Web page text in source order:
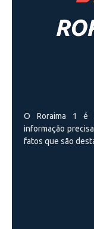
O Roraima 1 é
informação
fatos que são